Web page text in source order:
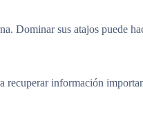
Dominar sus atajos puede
recuperar información